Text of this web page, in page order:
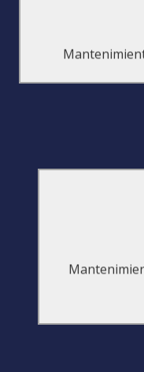
Estableceremos
contingencias
cuando la
sus